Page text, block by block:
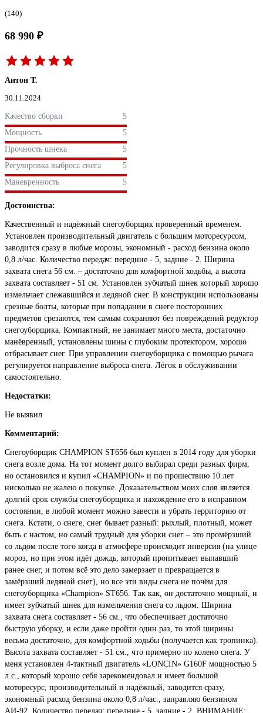
(140)
68 990 ₽
Антон Т.
30.11.2024
Качество сборки
5
Мощность
5
Прочность шнека
5
Регулировка выброса снега
5
Маневренность
5
Достоинства:
Качественный и надёжный снегоуборщик проверенный временем.
Установлен производительный двигатель с большим моторесурсом,
заводится сразу в любые морозы, экономный - расход бензина около
0,8 л/час. Количество передач: передние - 5, задние - 2. Ширина
захвата снега 56 см. – достаточно для комфортной ходьбы, а высота
захвата составляет - 51 см. Установлен зубчатый шнек который хорошо
измельчает слежавшийся и ледяной снег. В конструкции использованы
срезные болты, которые при попадании в снеге посторонних
предметов срезаются, тем самым сохраняют без повреждений редуктор
снегоуборщика. Компактный, не занимает много места, достаточно
манёвренный, установлены шины с глубоким протектором, хорошо
отбрасывает снег. При управлении снегоуборщика с помощью рычага
регулируется направление выброса снега. Лёгок в обслуживании
самостоятельно.
Недостатки:
Не выявил
Комментарий:
Снегоуборщик CHAMPION ST656 был куплен в 2014 году для уборки
снега возле дома. На тот момент долго выбирал среди разных фирм,
но остановился и купил «CHAMPION» и по прошествию 10 лет
нисколько не жалею о покупке. Доказательством моих слов является
долгий срок службы снегоуборщика и нахождение его в исправном
состоянии, в любой момент можно завести и убрать территорию от
снега. Кстати, о снеге, снег бывает разный: рыхлый, плотный, может
быть с настом, но самый трудный для уборки снег – это промёрзший
со льдом после того когда в атмосфере происходит инверсия (на улице
мороз, но при этом идёт дождь, который пропитывает выпавший
ранее снег, и потом всё это дело замерзает и превращается в
замёрзший ледяной снег), но все эти виды снега не почём для
снегоуборщика «Champion» ST656. Так как, он достаточно мощный, и
имеет зубчатый шнек для измельчения снега со льдом. Ширина
захвата снега составляет - 56 см., что обеспечивает достаточно
быструю уборку, и если даже пройти один раз, то этой ширины
весьма достаточно, для комфортной ходьбы (получается как тропинка).
Высота захвата составляет - 51 см., что примерно по колено снега. У
меня установлен 4-тактный двигатель «LONCIN» G160F мощностью 5
л.с., который хорошо себя зарекомендовал и имеет большой
моторесурс, производительный и надёжный, заводится сразу,
экономный расход бензина около 0,8 л/час., заправляю бензином
АИ-92. Количество передач: передние - 5, задние - 2. ВНИМАНИЕ: